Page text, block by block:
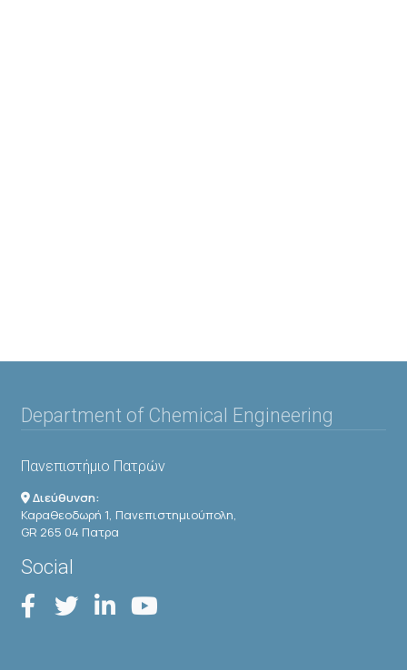
Department of Chemical Engineering
Πανεπιστήμιο Πατρών
Διεύθυνση:
Καραθεοδωρή 1, Πανεπιστημιούπολη,
GR 265 04 Πατρα
Social